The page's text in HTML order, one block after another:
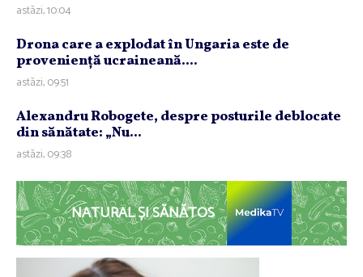
astăzi, 10:04
Drona care a explodat în Ungaria este de
provenienţă ucraineană....
astăzi, 09:51
Alexandru Robogete, despre posturile deblocate
din sănătate: „Nu...
astăzi, 09:38
NATURAL ȘI SĂNĂTOS